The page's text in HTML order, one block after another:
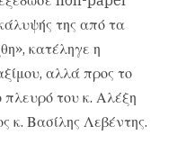
της από τα
κατέληγε η
αλλά προς το
του κ. Αλέξη
κ. Βασίλης Λεβέντης.